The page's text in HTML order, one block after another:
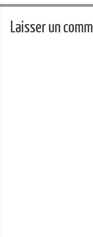
Laisser un